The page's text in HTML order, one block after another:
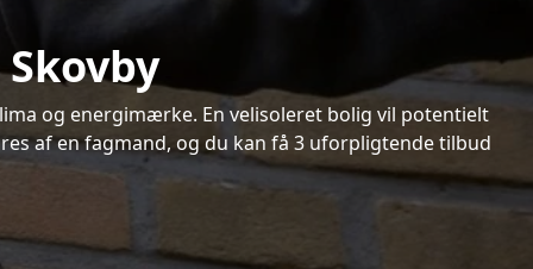
og energimærke. En velisoleret bolig vil potentielt
af en fagmand, og du kan få 3 uforpligtende tilbud